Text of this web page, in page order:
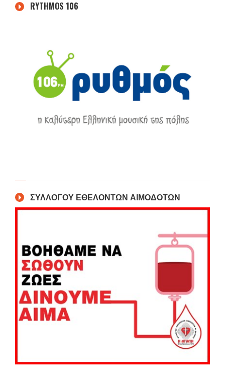
RYTHMOS 106
ΣΥΛΛΟΓΟΥ ΕΘΕΛΟΝΤΩΝ ΑΙΜΟΔΟΤΩΝ